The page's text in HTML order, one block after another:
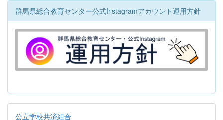
群馬県総合教育センター公式Instagramアカウント運用方針
公立学校共済組合